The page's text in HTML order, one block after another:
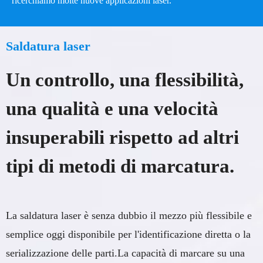
A
Saldatura laser
Un controllo, una flessibilità,
una qualità e una velocità
insuperabili rispetto ad altri
tipi di metodi di marcatura.
La saldatura laser è senza dubbio il mezzo più flessibile e
semplice oggi disponibile per l'identificazione diretta o la
serializzazione delle parti.La capacità di marcare su una